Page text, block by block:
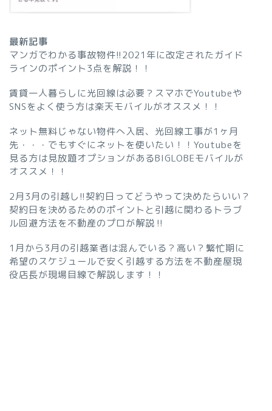
最新記事
マンガでわかる事故物件!!2021年に改定されたガイド
ラインのポイント3点を解説！！
賃貸一人暮らしに光回線は必要？スマホでYoutubeや
SNSをよく使う方は楽天モバイルがオススメ！！
ネット無料じゃない物件へ入居、光回線工事が1ヶ月
先・・・でもすぐにネットを使いたい！！Youtubeを
見る方は見放題オプションがあるBIGLOBEモバイルが
オススメ！！
2月3月の引越し!!契約日ってどうやって決めたらいい？
契約日を決めるためのポイントと引越に関わるトラブ
ル回避方法を不動産のプロが解説‼︎
1月から3月の引越業者は混んでいる？高い？繁忙期に
希望のスケジュールで安く引越する方法を不動産屋現
役店長が現場目線で解説します！！